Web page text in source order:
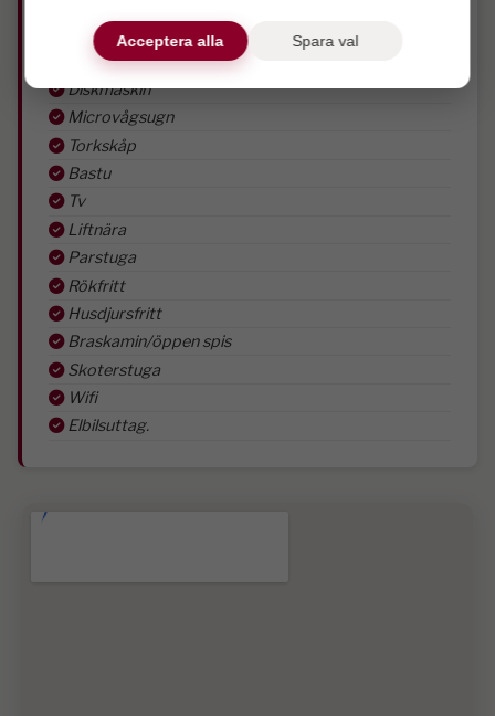
Frys
Diskmaskin
Microvågsugn
Torkskåp
Bastu
Tv
Liftnära
Parstuga
Rökfritt
Husdjursfritt
Braskamin/öppen spis
Skoterstuga
Wifi
Elbilsuttag.
Acceptera alla Spara val